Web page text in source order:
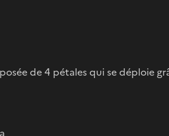
de 4 pétales qui se déploie